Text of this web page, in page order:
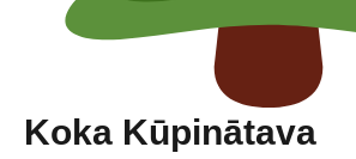
Koka Kūpinātava